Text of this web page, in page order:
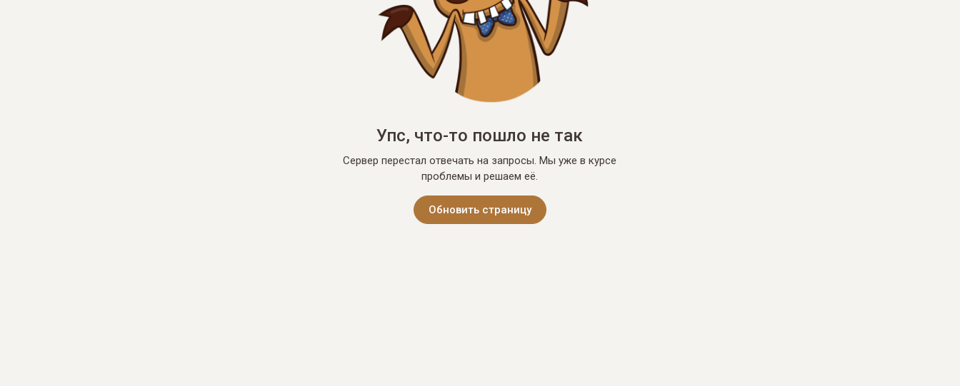
Упс, что-то пошло не так
Сервер перестал отвечать на запросы. Мы уже в курсе
проблемы и решаем её.
Обновить страницу